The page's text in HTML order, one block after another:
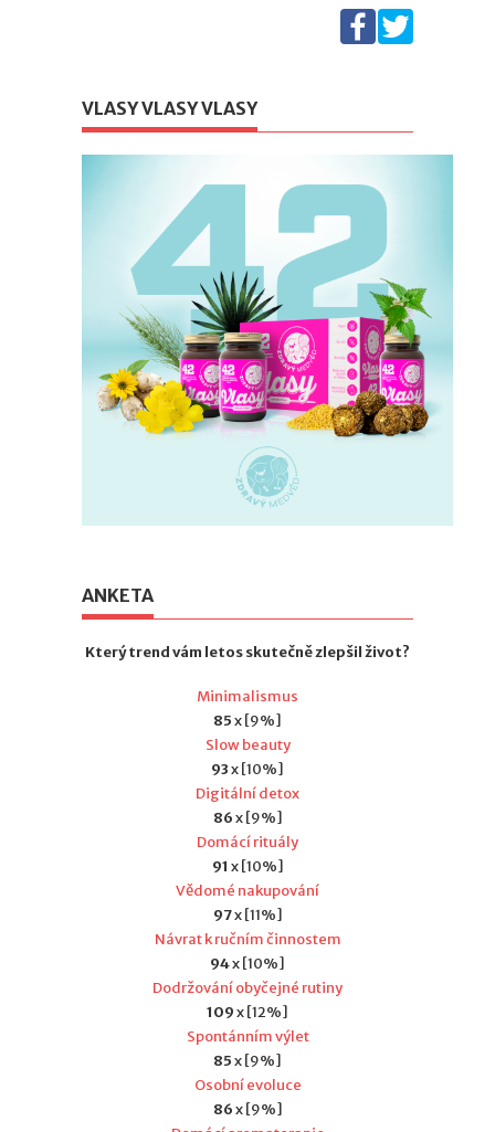
VLASY VLASY VLASY
ANKETA
Který trend vám letos skutečně zlepšil život?
Minimalismus
85x [9%]
Slow beauty
93x [10%]
Digitální detox
86x [9%]
Domácí rituály
91 x [10%]
Vědomé nakupování
97x [11%]
Návrat k ručním činnostem
94x [10%]
Dodržování obyčejné rutiny
109x [12%]
Spontánním výlet
85x [9%]
Osobní evoluce
86x [9%]